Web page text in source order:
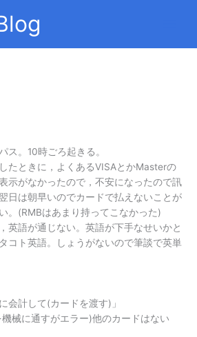
ス。10時ごろ起きる。
たときに，よくあるVISAとかMasterの
示がなかったので，不安になったので訊
日は朝早いのでカードで払えないことが
。(RMBはあまり持ってこなかった)
英語が通じない。英語が下手なせいかと
コト英語。しょうがないので筆談で英単
会計して(カードを渡す)」
械に通すがエラー)他のカードはない